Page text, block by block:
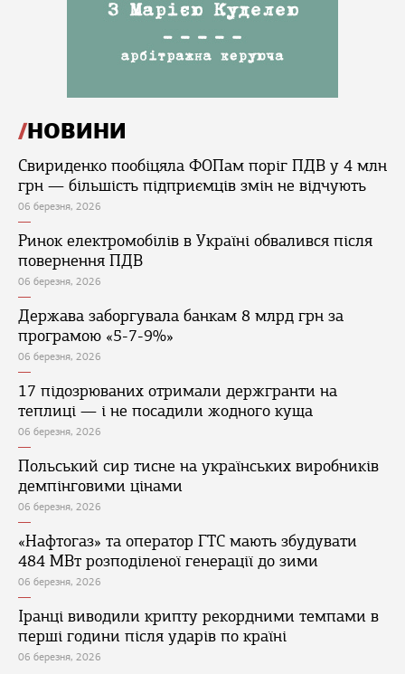
НОВИНИ
Свириденко пообіцяла ФОПам поріг ПДВ у 4 млн
грн — більшість підприємців змін не відчують
06 березня, 2026
Ринок електромобілів в Україні обвалився після
повернення ПДВ
06 березня, 2026
Держава заборгувала банкам 8 млрд грн за
програмою «5-7-9%»
06 березня, 2026
17 підозрюваних отримали держгранти на
теплиці — і не посадили жодного куща
06 березня, 2026
Польський сир тисне на українських виробників
демпінговими цінами
06 березня, 2026
«Нафтогаз» та оператор ГТС мають збудувати
484 МВт розподіленої генерації до зими
06 березня, 2026
Іранці виводили крипту рекордними темпами в
перші години після ударів по країні
06 березня, 2026